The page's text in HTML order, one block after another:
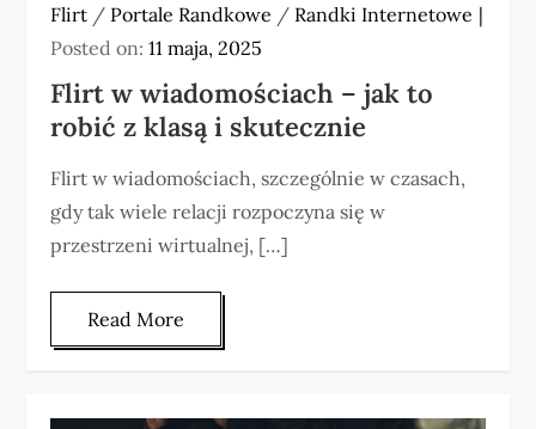
Flirt / Portale Randkowe / Randki Internetowe
Posted on:11 maja, 2025
Flirt w wiadomościach – jak to
robić z klasą i skutecznie
Flirt w wiadomościach, szczególnie w czasach,
gdy tak wiele relacji rozpoczyna się w
przestrzeni wirtualnej, […]
Read More